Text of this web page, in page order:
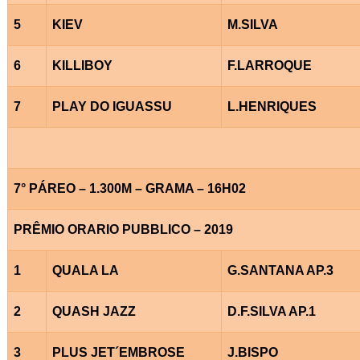
5 KIEV M.SILVA
6 KILLIBOY F.LARROQUE
7 PLAY DO IGUASSU L.HENRIQUES
7° PÁREO – 1.300M – GRAMA – 16H02
PRÊMIO ORARIO PUBBLICO – 2019
1 QUALA LA G.SANTANA AP.3
2 QUASH JAZZ D.F.SILVA AP.1
3 PLUS JET´EMBROSE J.BISPO